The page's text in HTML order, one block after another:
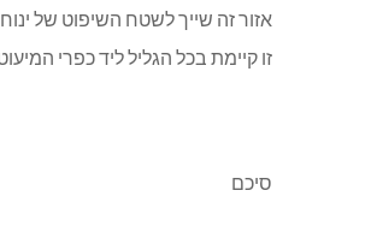
אזור זה שייך לשטח השיפוט של
זו קיימת בכל הגליל ליד כפרי
סיכם